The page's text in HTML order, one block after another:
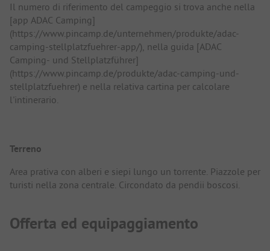
Il numero di riferimento del campeggio si trova anche nella
[app ADAC Camping]
(https://www.pincamp.de/unternehmen/produkte/adac-
camping-stellplatzfuehrer-app/), nella guida [ADAC
Camping- und Stellplatzführer]
(https://www.pincamp.de/produkte/adac-camping-und-
stellplatzfuehrer) e nella relativa cartina per calcolare
l'intinerario.
Terreno
Area prativa con alberi e siepi lungo un torrente. Piazzole per
turisti nella zona centrale. Circondato da pendii boscosi.
Offerta ed equipaggiamento